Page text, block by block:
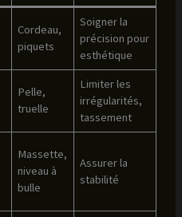
Cordeau,
piquets
Soigner la
précision pour
esthétique
Pelle,
truelle
Limiter les
irrégularités,
tassement
Massette,
niveau à
bulle
Assurer la
stabilité